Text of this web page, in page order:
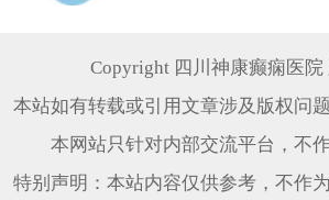
Copyright 四川神康癫痫医院
本站如有转载或引用文章涉及版权问
本网站只针对内部交流平台，不
特别声明：本站内容仅供参考，不作